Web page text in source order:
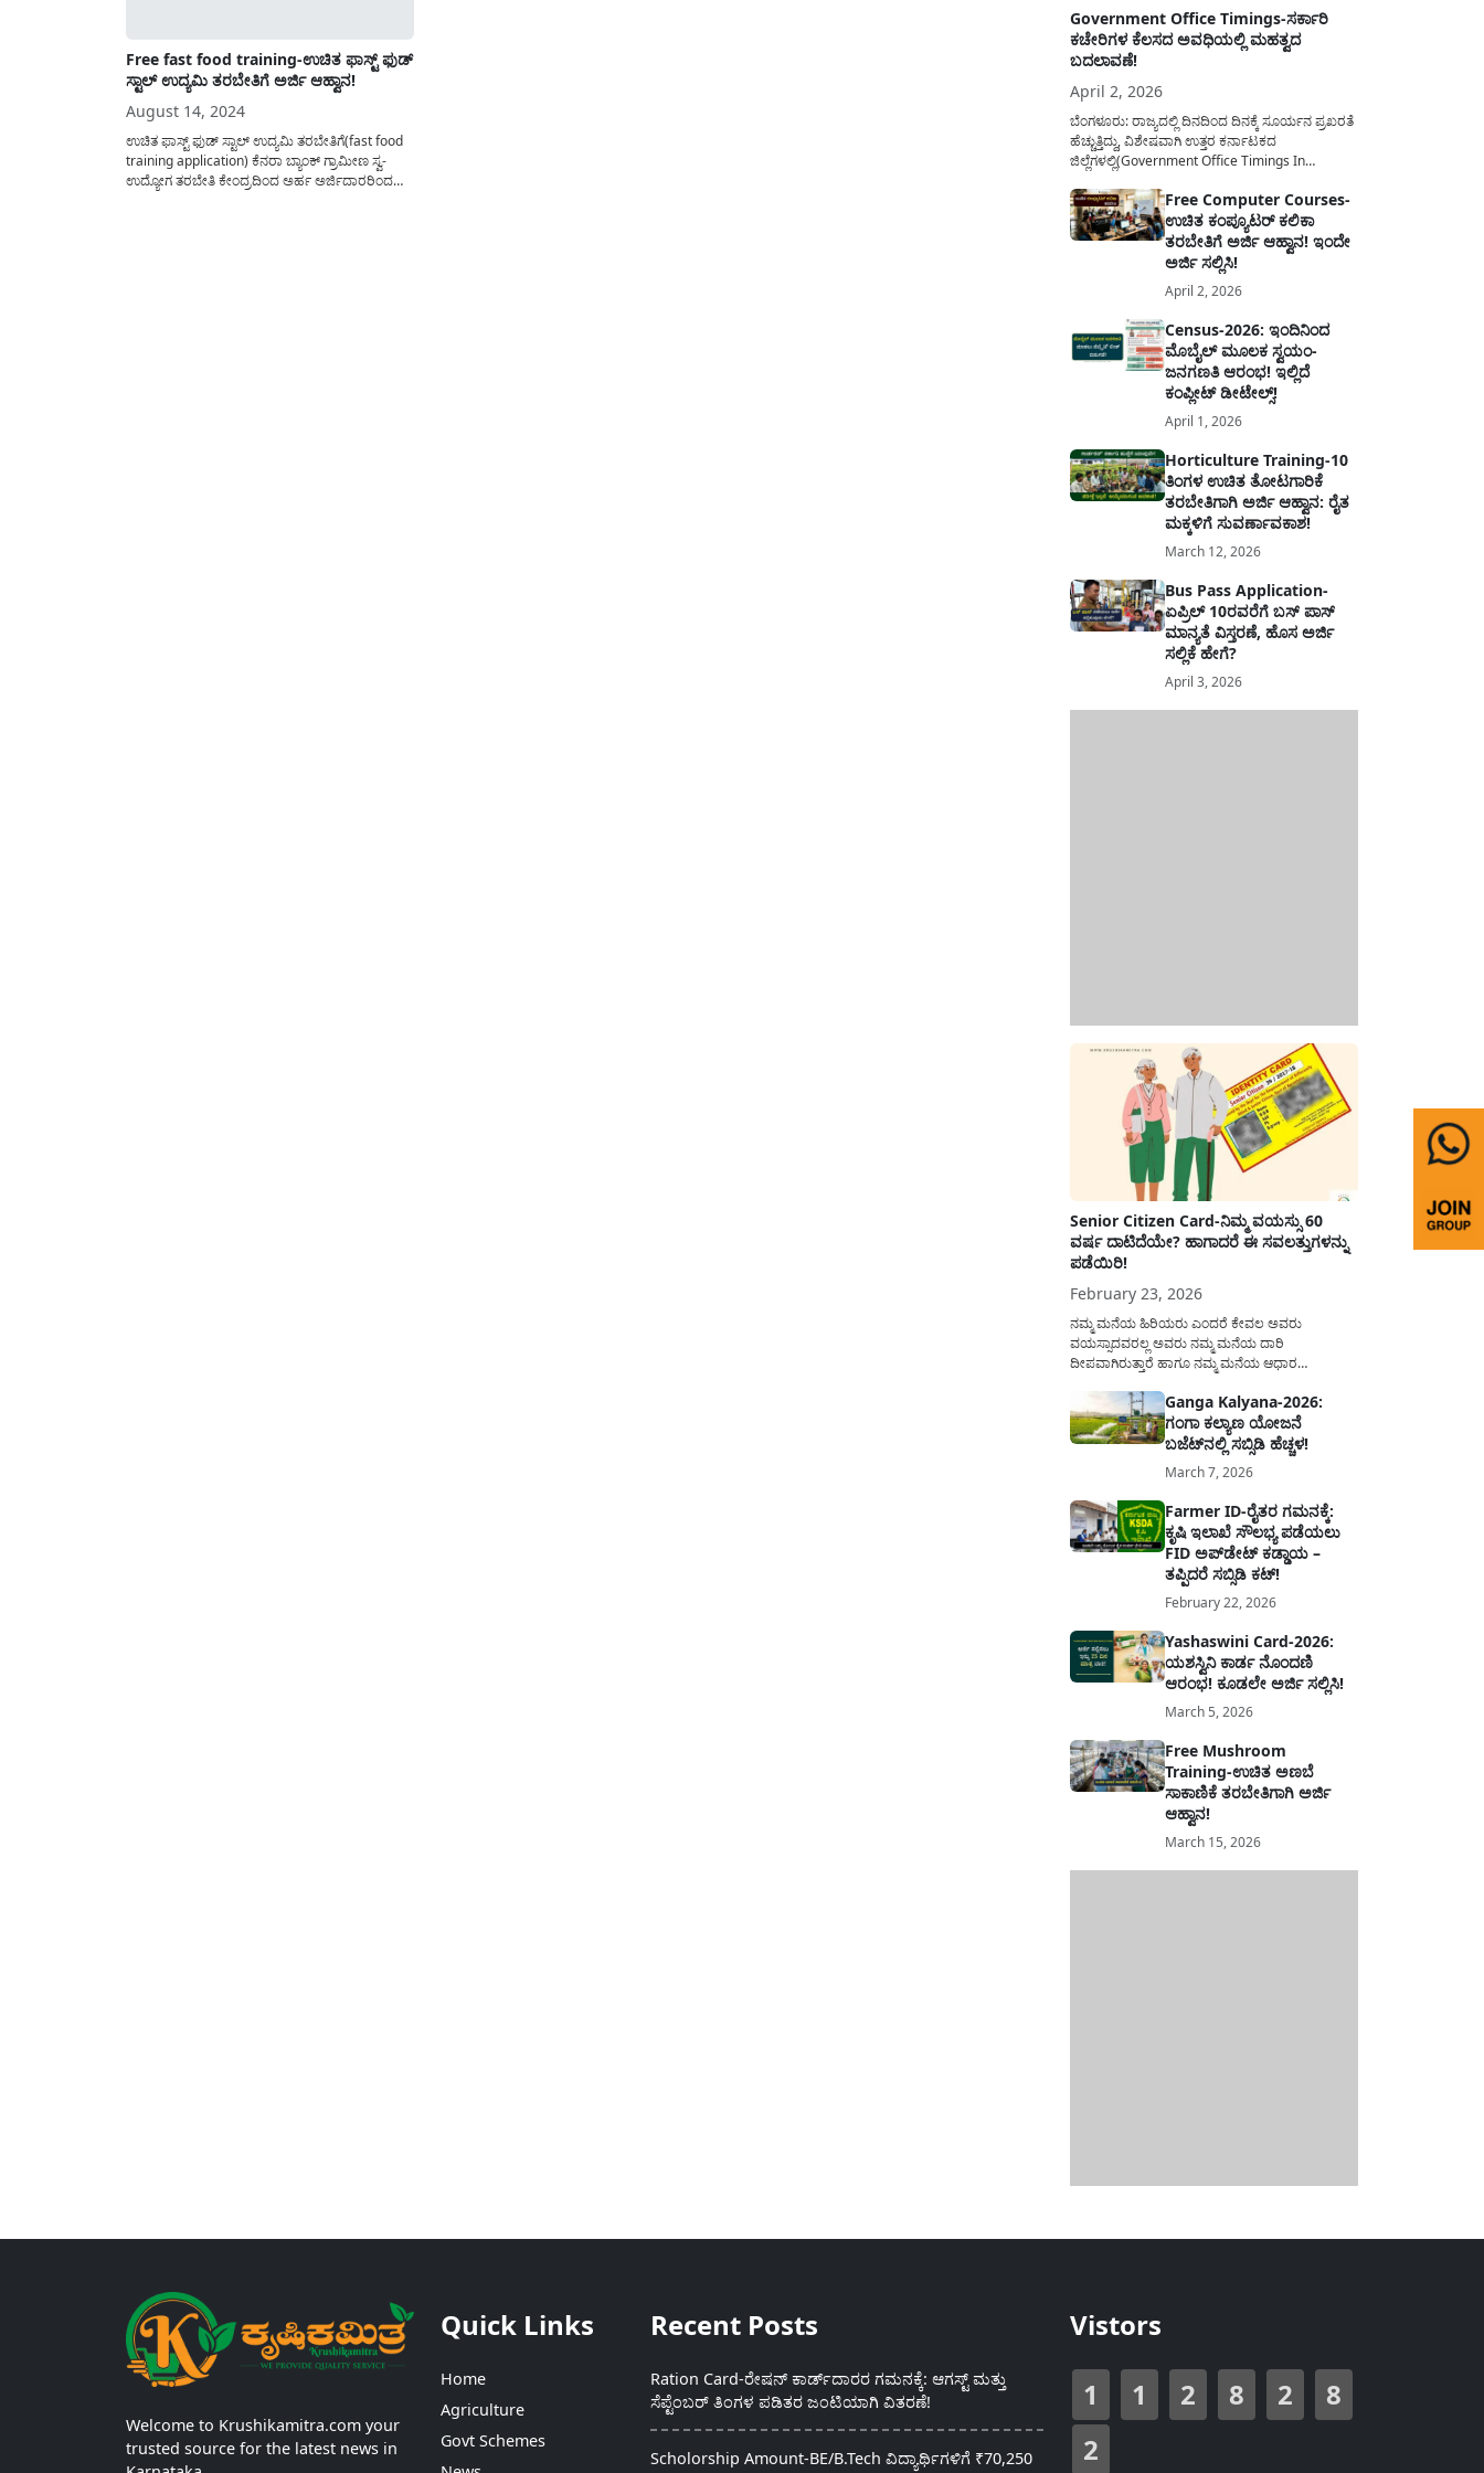
Free fast food training-ಉಚಿತ ಫಾಸ್ಟ್ ಫುಡ್
ಸ್ಟಾಲ್ ಉದ್ಯಮಿ ತರಬೇತಿಗೆ ಅರ್ಜಿ ಆಹ್ವಾನ!
August 14, 2024
ಉಚಿತ ಫಾಸ್ಟ್ ಫುಡ್ ಸ್ಟಾಲ್ ಉದ್ಯಮಿ ತರಬೇತಿಗೆ(fast food
training application) ಕೆನರಾ ಬ್ಯಾಂಕ್ ಗ್ರಾಮೀಣ ಸ್ವ-
ಉದ್ಯೋಗ ತರಬೇತಿ ಕೇಂದ್ರದಿಂದ ಅರ್ಹ ಅರ್ಜಿದಾರರಿಂದ
Government Office Timings-ಸರ್ಕಾರಿ
ಕಚೇರಿಗಳ ಕೆಲಸದ ಅವಧಿಯಲ್ಲಿ ಮಹತ್ವದ
ಬದಲಾವಣೆ!
April 2, 2026
ಬೆಂಗಳೂರು: ರಾಜ್ಯದಲ್ಲಿ ದಿನದಿಂದ ದಿನಕ್ಕೆ ಸೂರ್ಯನ ಪ್ರಖರತೆ
ಹೆಚ್ಚುತ್ತಿದ್ದು, ವಿಶೇಷವಾಗಿ ಉತ್ತರ ಕರ್ನಾಟಕದ
ಜಿಲ್ಲೆಗಳಲ್ಲಿ(Government Office Timings In
ಹಿನ್ನೆಲೆಯಲ್ಲಿ ಸರ್ಕಾರಿ ನೌಕರರ ಹಿತದೃಷ್ಟಿಯಿಂದ ಹಾಗೂ
ಸಾರ್ವಜನಿಕರ ಅನುಕೂಲಕ್ಕಾಗಿ ಕರ್ನಾಟಕ ಸರ್ಕಾರವು
ಮಹತ್ವದ ನಿರ್ಧಾರವೊಂದನ್ನು ಕೈಗೊಂಡಿದೆ. ಕಿತ್ತೂರು ಕರ್ನಾಟಕ
ಮತ್ತು ಕಲ್ಯಾಣ ಕರ್ನಾಟಕದ ಒಟ್ಟು 9 ಜಿಲ್ಲೆಗಳಲ್ಲಿ ಏಪ್ರಿಲ್...
Free Computer Courses-
ಉಚಿತ ಕಂಪ್ಯೂಟರ್ ಕಲಿಕಾ
ತರಬೇತಿಗೆ ಅರ್ಜಿ ಆಹ್ವಾನ! ಇಂದೇ
ಅರ್ಜಿ ಸಲ್ಲಿಸಿ!
April 2, 2026
Census-2026: ಇಂದಿನಿಂದ
ಮೊಬೈಲ್ ಮೂಲಕ ಸ್ವಯಂ-
ಜನಗಣತಿ ಆರಂಭ! ಇಲ್ಲಿದೆ
ಕಂಪ್ಲೀಟ್ ಡೀಟೇಲ್ಸ್!
April 1, 2026
Horticulture Training-10
ತಿಂಗಳ ಉಚಿತ ತೋಟಗಾರಿಕೆ
ತರಬೇತಿಗಾಗಿ ಅರ್ಜಿ ಆಹ್ವಾನ: ರೈತ
ಮಕ್ಕಳಿಗೆ ಸುವರ್ಣಾವಕಾಶ!
March 12, 2026
Bus Pass Application-
ಏಪ್ರಿಲ್ 10ರವರೆಗೆ ಬಸ್ ಪಾಸ್
ಮಾನ್ಯತೆ ವಿಸ್ತರಣೆ, ಹೊಸ ಅರ್ಜಿ
ಸಲ್ಲಿಕೆ ಹೇಗೆ?
April 3, 2026
Senior Citizen Card-ನಿಮ್ಮ ವಯಸ್ಸು 60
ವರ್ಷ ದಾಟಿದೆಯೇ? ಹಾಗಾದರೆ ಈ ಸವಲತ್ತುಗಳನ್ನು
ಪಡೆಯಿರಿ!
February 23, 2026
ನಮ್ಮ ಮನೆಯ ಹಿರಿಯರು ಎಂದರೆ ಕೇವಲ ಅವರು
ವಯಸ್ಸಾದವರಲ್ಲ ಅವರು ನಮ್ಮ ಮನೆಯ ದಾರಿ
ದೀಪವಾಗಿರುತ್ತಾರೆ ಹಾಗೂ ನಮ್ಮ ಮನೆಯ ಆಧಾರ
ಸಮಾಜಕ್ಕಾಗಿ ದುಡಿತಿರುತ್ತಾರೆ ಹಾಗೆಯೇ ಅವರು ತಮ್ಮ 60
ವರ್ಷಗಳ ನಂತರದ ಜೀವನವನ್ನು ನೆಮ್ಮದಿಯಿಂದ
ಕಳೆಯಬೇಕೆಂಬುದು ಪ್ರತಿಯೊಬ್ಬರ ಕನಸಾಗಿರುತ್ತದೆ ಆದ್ದರಿಂದ
ಸರ್ಕಾರವು ಹಿರಿಯ ನಾಗರಿಕರ ಗುರುತಿನ ಚೀಟಿ...
Ganga Kalyana-2026:
ಗಂಗಾ ಕಲ್ಯಾಣ ಯೋಜನೆ
ಬಜೆಟ್‌ನಲ್ಲಿ ಸಬ್ಸಿಡಿ ಹೆಚ್ಚಳ!
March 7, 2026
Farmer ID-ರೈತರ ಗಮನಕ್ಕೆ:
ಕೃಷಿ ಇಲಾಖೆ ಸೌಲಭ್ಯ ಪಡೆಯಲು
FID ಅಪ್‌ಡೇಟ್ ಕಡ್ಡಾಯ –
ತಪ್ಪಿದರೆ ಸಬ್ಸಿಡಿ ಕಟ್!
February 22, 2026
Yashaswini Card-2026:
ಯಶಸ್ವಿನಿ ಕಾರ್ಡ ನೊಂದಣಿ
ಆರಂಭ! ಕೂಡಲೇ ಅರ್ಜಿ ಸಲ್ಲಿಸಿ!
March 5, 2026
Free Mushroom
Training-ಉಚಿತ ಅಣಬೆ
ಸಾಕಾಣಿಕೆ ತರಬೇತಿಗಾಗಿ ಅರ್ಜಿ
ಆಹ್ವಾನ!
March 15, 2026
Welcome to Krushikamitra.com your
trusted source for the latest news in
Quick Links
Home
Agriculture
Govt Schemes
Recent Posts
Ration Card-ರೇಷನ್ ಕಾರ್ಡ್‍ದಾರರ ಗಮನಕ್ಕೆ: ಆಗಸ್ಟ್ ಮತ್ತು
ಸೆಪ್ಟೆಂಬರ್ ತಿಂಗಳ ಪಡಿತರ ಜಂಟಿಯಾಗಿ ವಿತರಣೆ!
Scholorship Amount-BE/B.Tech ವಿದ್ಯಾರ್ಥಿಗಳಿಗೆ ₹70,250
Vistors
1
1 2 8 2
8
2